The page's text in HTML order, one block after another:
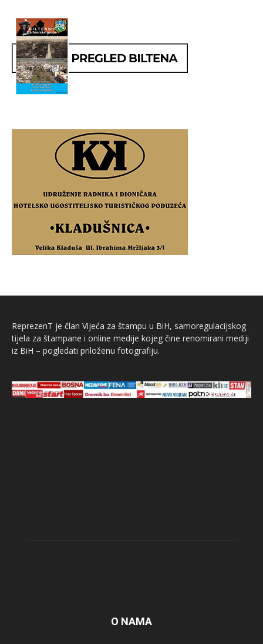
ReprezenT je član Vijeća za štampu u BiH, samoregulacijskog
tijela za štampane i online medije kojeg čine renomirani mediji
iz BiH – pogledati priloženu fotografiju.
O NAMA